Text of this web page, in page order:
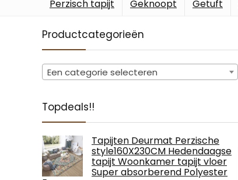
Perzisch tapijt Geknoopt Getuft
Productcategorieën
Een categorie selecteren
Topdeals!!
Tapijten Deurmat Perzische
style160X230CM Hedendaagse
tapijt Woonkamer tapijt vloer
Super absorberend Polyester